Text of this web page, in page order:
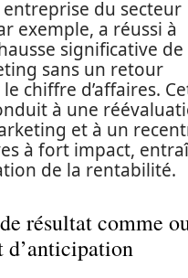
du secteur
exemple, a réussi à
significative de
sans un retour
chiffre d’affaires.
à une
et à un
à fort impact,
de la rentabilité.
résultat comme
d’anticipation